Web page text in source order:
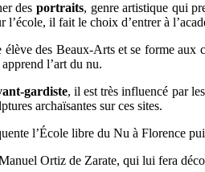
des portraits, genre artistique qui
l’école, il fait le choix d’entrer à
des Beaux-Arts et se forme aux
l’art du nu.
gardiste, il est très influencé par
archaïsantes sur ces sites.
l’École libre du Nu à Florence
Ortiz de Zarate, qui lui fera